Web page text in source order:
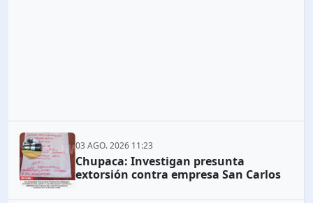
03 AGO. 2026 11:23
Chupaca: Investigan presunta
extorsión contra empresa San Carlos